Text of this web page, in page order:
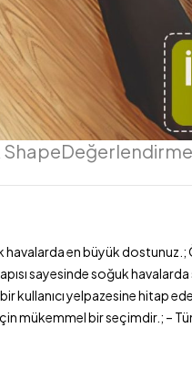
Shape
havalarda en büyük
sayesinde soğuk
kullanıcı yelpazesine hitap
mükemmel bir seçimdir.; –